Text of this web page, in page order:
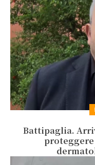
Battipaglia.